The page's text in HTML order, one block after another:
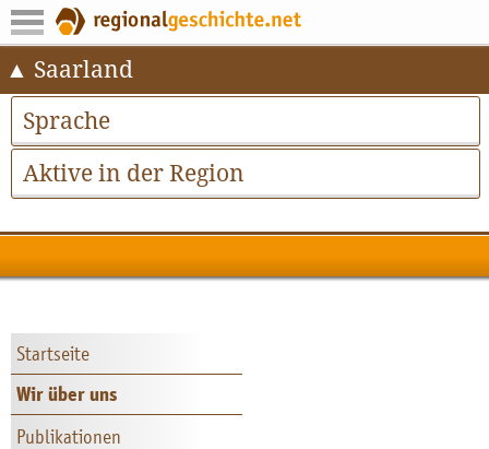
Saarland
Sprache
Aktive in der Region
Startseite
Wir über uns
Publikationen